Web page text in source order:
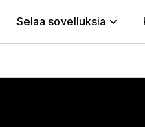
Selaa sovelluksia